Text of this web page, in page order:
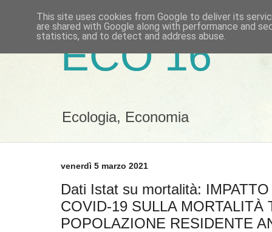
ECO 16
Ecologia, Economia
venerdì 5 marzo 2021
Dati Istat su mortalità: IMPATTO
COVID-19 SULLA MORTALITÀ
POPOLAZIONE RESIDENTE
This site uses cookies from Google to deliver its
are shared with Google along with performance and
statistics, and to detect and address abuse.